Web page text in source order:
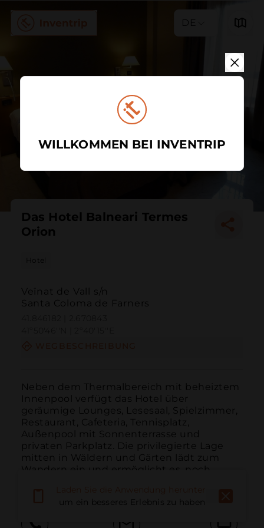
DE
Das Hotel Balneari Termes
Orion
Hotel
Veïnat de Vall s/n
Santa Coloma de Farners
Neben dem Thermalbereich mit beheiztem
Innenpool verfügt das Hotel über
geräumige Lounges, Lesesaal, Spielzimmer,
Restaurant, Cafeteria, Tennisplatz,
Außenpool mit Sonnenterrasse und
privaten Parkplatz. Die privilegierte Lage
mitten in Wäldern und Gärten lädt zum
Wandern ein und ermöglicht es, noch ...
um ein besseres Erlebnis zu haben
WILLKOMMEN BEI INVENTRIP